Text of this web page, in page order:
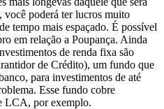
você poderá ter lucros muito
tempo mais espaçado. É possível
em relação a Poupança. Ainda
de renda fixa são
de Crédito), um fundo que
para investimentos de até
Esse fundo cobre
LCA, por exemplo.